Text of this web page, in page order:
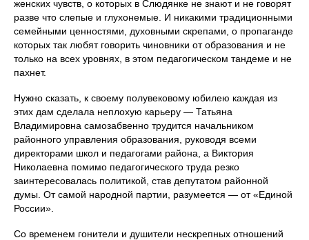
женских чувств, о которых в Слюдянке не знают и не говорят
разве что слепые и глухонемые. И никакими традиционными
семейными ценностями, духовными скрепами, о пропаганде
которых так любят говорить чиновники от образования и не
только на всех уровнях, в этом педагогическом тандеме и не
пахнет.
Нужно сказать, к своему полувековому юбилею каждая из
этих дам сделала неплохую карьеру — Татьяна
Владимировна самозабвенно трудится начальником
районного управления образования, руководя всеми
директорами школ и педагогами района, а Виктория
Николаевна помимо педагогического труда резко
заинтересовалась политикой, став депутатом районной
думы. От самой народной партии, разумеется — от «Единой
России».
Со временем гонители и душители нескрепных отношений